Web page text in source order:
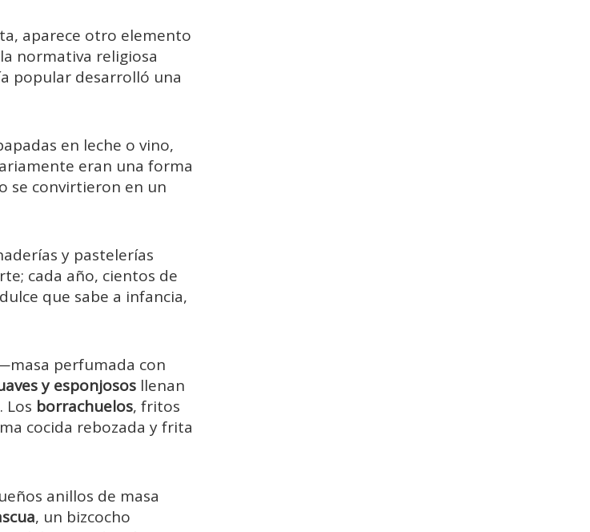
aparece otro elemento
normativa religiosa
popular desarrolló una
en leche o vino,
eran una forma
se convirtieron en un
y pastelerías
cada año, cientos de
que sabe a infancia,
perfumada con
y esponjosos llenan
Los borrachuelos, fritos
cocida rebozada y frita
anillos de masa
, un bizcocho